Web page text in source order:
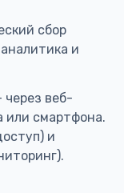
сбор
и
через веб-
или смартфона.
и